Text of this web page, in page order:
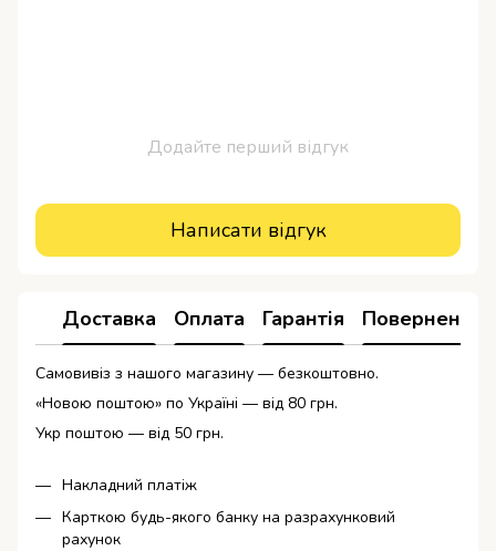
Додайте перший відгук
Написати відгук
Доставка Оплата Гарантія Повернення
Самовивіз з нашого магазину — безкоштовно.
«Новою поштою» по Україні — від 80 грн.
Укр поштою — від 50 грн.
Накладний платіж
Карткою будь-якого банку на разрахунковий
рахунок